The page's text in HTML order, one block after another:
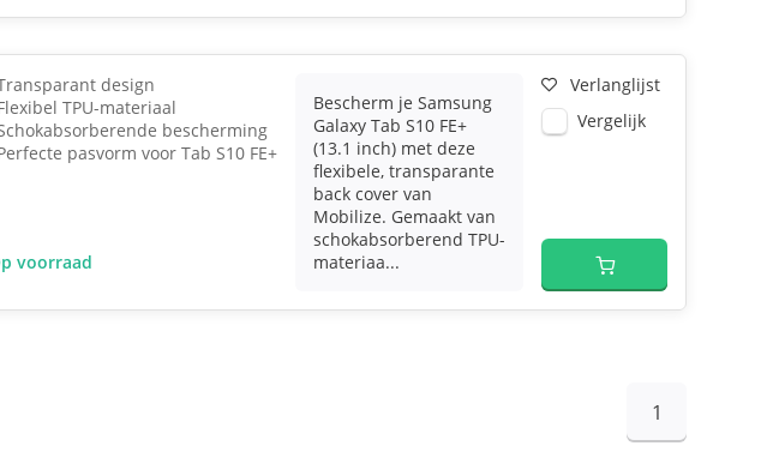
design
TPU-materiaal
bescherming
pasvorm voor Tab S10 FE+
voorraad
Bescherm je Samsung
Galaxy Tab S10 FE+
(13.1 inch) met deze
flexibele, transparante
back cover van
Mobilize. Gemaakt van
schokabsorberend TPU-
materiaa...
Verlanglijst
Vergelijk
1